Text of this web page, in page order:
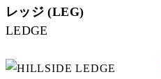
レッジ (LEG)
LEDGE